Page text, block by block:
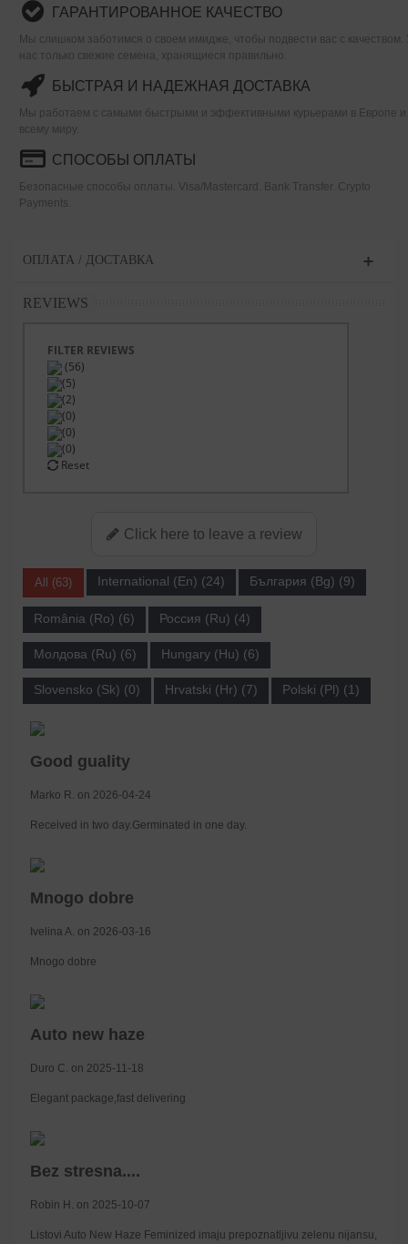
ГАРАНТИРОВАННОЕ КАЧЕСТВО
Мы слишком заботимся о своем имидже, чтобы подвести вас с качеством.
нас только свежие семена, хранящиеся правильно.
БЫСТРАЯ И НАДЕЖНАЯ ДОСТАВКА
Мы работаем с самыми быстрыми и эффективными курьерами в Европе и
всему миру.
СПОСОБЫ ОПЛАТЫ
Безопасные способы оплаты. Visa/Mastercard. Bank Transfer. Crypto
Payments.
ОПЛАТА / ДОСТАВКА
REVIEWS
FILTER REVIEWS
(56)
(5)
(2)
(0)
(0)
(0)
Reset
Click here to leave a review
All (63) International (En) (24) България (Bg) (9)
România (Ro) (6) Россия (Ru) (4)
Молдова (Ru) (6) Hungary (Hu) (6)
Slovensko (Sk) (0) Hrvatski (Hr) (7) Polski (Pl) (1)
Good guality
Marko R. on 2026-04-24
Received in two day.Germinated in one day.
Mnogo dobre
Ivelina A. on 2026-03-16
Mnogo dobre
Auto new haze
Duro C. on 2025-11-18
Elegant package,fast delivering
Bez stresna....
Robin H. on 2025-10-07
Listovi Auto New Haze Feminized imaju prepoznatljivu zelenu nijansu,